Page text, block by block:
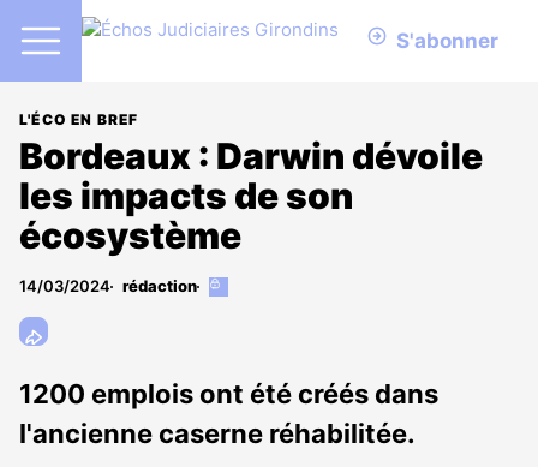
S'abonner
L'ÉCO EN BREF
Bordeaux : Darwin dévoile
les impacts de son
écosystème
14/03/2024 rédaction
Cet
abonnés
1200 emplois ont été créés dans
l'ancienne caserne réhabilitée.